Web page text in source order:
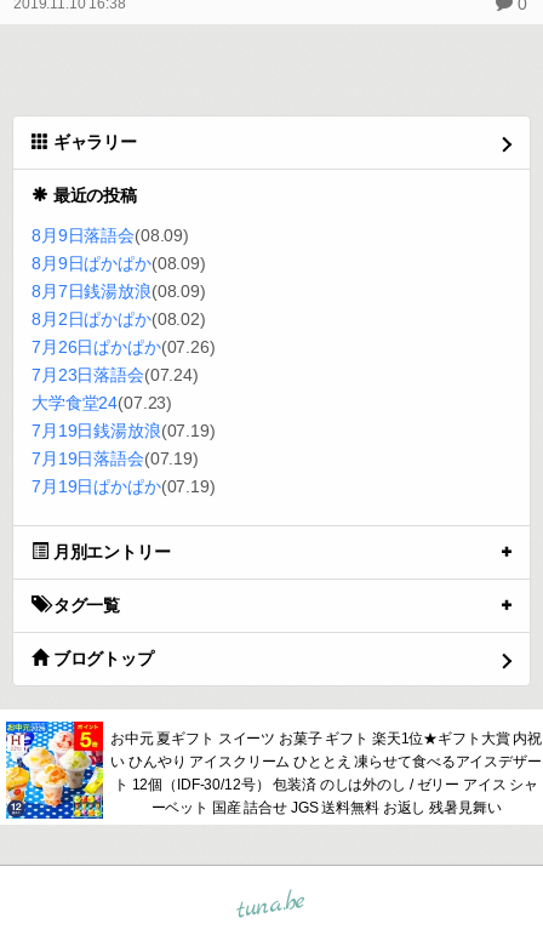
2019.11.10 16:38
ギャラリー
最近の投稿
8月9日落語会(08.09)
8月9日ぱかぱか(08.09)
8月7日銭湯放浪(08.09)
8月2日ぱかぱか(08.02)
7月26日ぱかぱか(07.26)
7月23日落語会(07.24)
大学食堂24(07.23)
7月19日銭湯放浪(07.19)
7月19日落語会(07.19)
7月19日ぱかぱか(07.19)
月別エントリー
タグ一覧
ブログトップ
お中元 夏ギフト スイーツ お菓子 ギフト 楽天1位★ギフト大賞 内祝
い ひんやり アイスクリーム ひととえ 凍らせて食べるアイスデザー
ト 12個（IDF-30/12号） 包装済 のしは外のし / ゼリー アイス シャ
ーベット 国産 詰合せ JGS 送料無料 お返し 残暑見舞い
tuna.be